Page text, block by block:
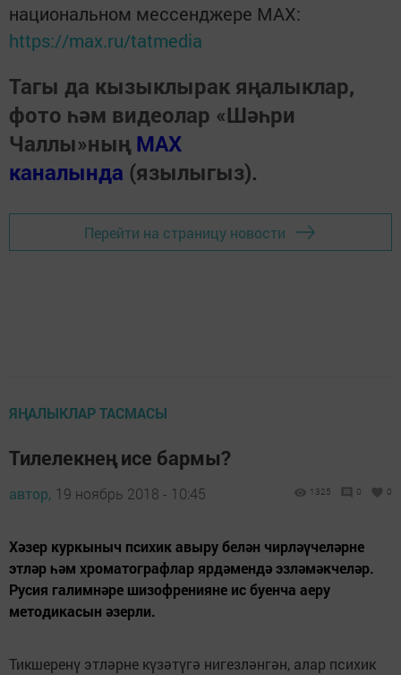
национальном мессенджере MАХ:
https://max.ru/tatmedia
Тагы да кызыклырак яңалыклар,
фото һәм видеолар «Шәһри
Чаллы»ның MAX
каналында (язылыгыз).
Перейти на страницу новости
ЯҢАЛЫКЛАР ТАСМАСЫ
Тилелекнең исе бармы?
автор, 19 ноябрь 2018 - 10:45 1325 0 0
Хәзер куркыныч психик авыру белән чирләүчеләрне
этләр һәм хроматографлар ярдәмендә эзләмәкчеләр.
Русия галимнәре шизофренияне ис буенча аеру
методикасын әзерли.
Тикшеренү этләрне күзәтүгә нигезләнгән, алар психик